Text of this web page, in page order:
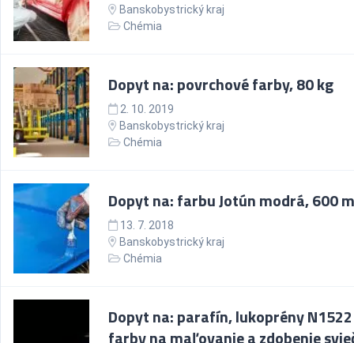
Banskobystrický kraj
Chémia
Dopyt na: povrchové farby, 80 kg
2. 10. 2019
Banskobystrický kraj
Chémia
Dopyt na: farbu Jotún modrá, 600
13. 7. 2018
Banskobystrický kraj
Chémia
Dopyt na: parafín, lukoprény
farby na maľovanie a zdobenie